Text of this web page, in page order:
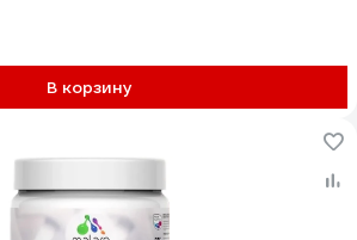
В корзину